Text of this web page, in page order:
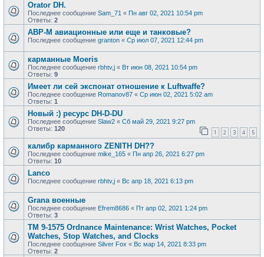
Orator DH.
Последнее сообщение Sam_71 « Пн авг 02, 2021 10:54 pm
Ответы: 2
АВР-М авиационные или еще и танковые?
Последнее сообщение granton « Ср июл 07, 2021 12:44 pm
карманные Moeris
Последнее сообщение rbhtv,j « Вт июн 08, 2021 10:54 pm
Ответы: 9
Имеет ли сей экспонат отношение к Luftwaffe?
Последнее сообщение Romanov87 « Ср июн 02, 2021 5:02 am
Ответы: 1
Новый :) ресурс DH-D-DU
Последнее сообщение Slaw2 « Сб май 29, 2021 9:27 pm
Ответы: 120 1 2 3 4 5
калибр карманного ZENITH DH??
Последнее сообщение mike_165 « Пн апр 26, 2021 6:27 pm
Ответы: 10
Lanco
Последнее сообщение rbhtv,j « Вс апр 18, 2021 6:13 pm
Grana военные
Последнее сообщение Efrem8686 « Пт апр 02, 2021 1:24 pm
Ответы: 3
TM 9-1575 Ordnance Maintenance: Wrist Watches, Pocket
Watches, Stop Watches, and Clocks
Последнее сообщение Silver Fox « Вс мар 14, 2021 8:33 pm
Ответы: 2